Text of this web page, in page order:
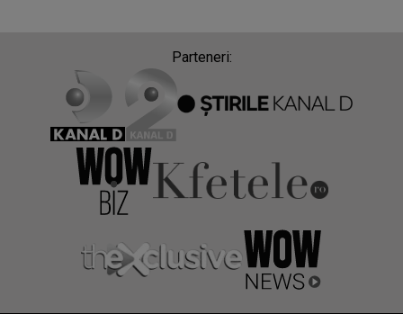
Parteneri: